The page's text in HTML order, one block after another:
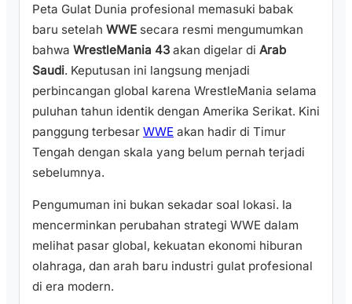
Peta Gulat Dunia profesional memasuki babak
baru setelah WWE secara resmi mengumumkan
bahwa WrestleMania 43 akan digelar di Arab
Saudi. Keputusan ini langsung menjadi
perbincangan global karena WrestleMania selama
puluhan tahun identik dengan Amerika Serikat. Kini
panggung terbesar WWE akan hadir di Timur
Tengah dengan skala yang belum pernah terjadi
sebelumnya.
Pengumuman ini bukan sekadar soal lokasi. Ia
mencerminkan perubahan strategi WWE dalam
melihat pasar global, kekuatan ekonomi hiburan
olahraga, dan arah baru industri gulat profesional
di era modern.